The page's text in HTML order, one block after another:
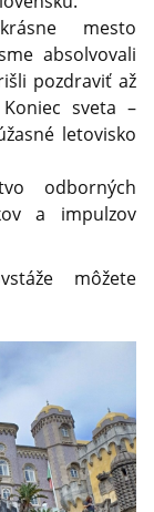
mesto
absolvovali
pozdraviť až
sveta –
letovisko
odborných
a impulzov
môžete